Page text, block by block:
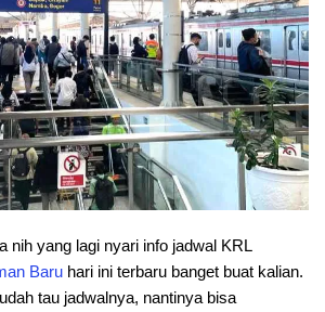
nih yang lagi nyari info jadwal KRL
Baru hari ini terbaru banget buat kalian.
tau jadwalnya, nantinya bisa